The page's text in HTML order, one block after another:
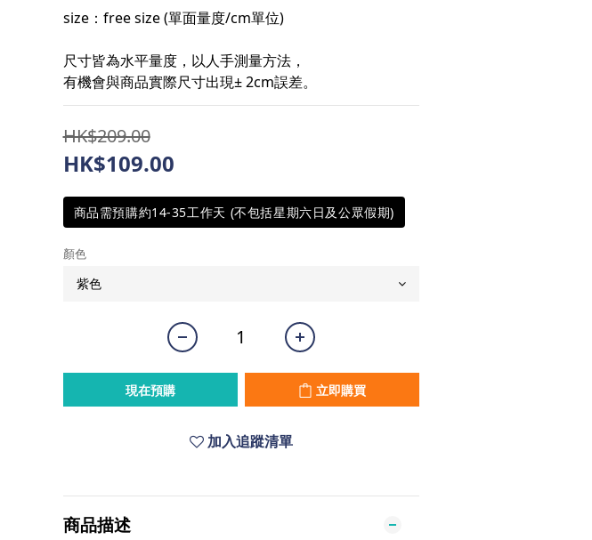
size：free size (單面量度/cm單位)
尺寸皆為水平量度，以人手測量方法，
有機會與商品實際尺寸出現± 2cm誤差。
HK$209.00
HK$109.00
商品需預購約14-35工作天 (不包括星期六日及公眾假期)
顏色
現在預購 立即購買
加入追蹤清單
商品描述